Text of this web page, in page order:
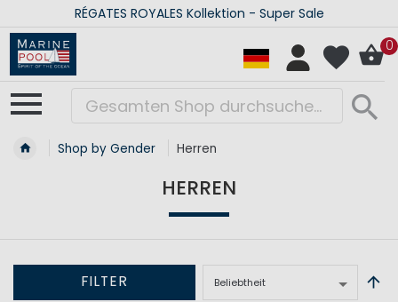
RÉGATES ROYALES Kollektion - Super Sale
0
Shop by Gender Herren
HERREN
FILTER